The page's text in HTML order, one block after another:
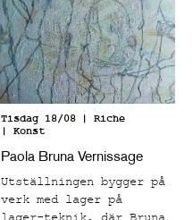
Tisdag 18/08 | Riche
| Konst
Paola Bruna Vernissage
Utställningen bygger på
verk med lager på